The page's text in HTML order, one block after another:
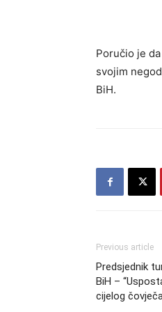
Poručio je
svojim
BiH.
Previous article
Predsjednik
BiH –
cijelog